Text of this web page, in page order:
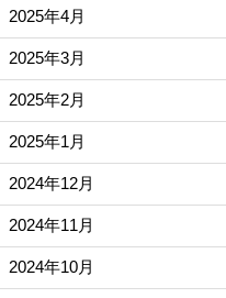
2025年4月
2025年3月
2025年2月
2025年1月
2024年12月
2024年11月
2024年10月